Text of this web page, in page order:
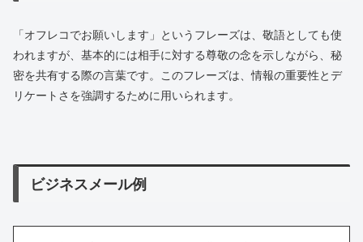
「オフレコでお願いします」というフレーズは、敬語としても使
われますが、基本的には相手に対する尊敬の念を示しながら、秘
密を共有する際の言葉です。このフレーズは、情報の重要性とデ
リケートさを強調するために用いられます。
ビジネスメール例